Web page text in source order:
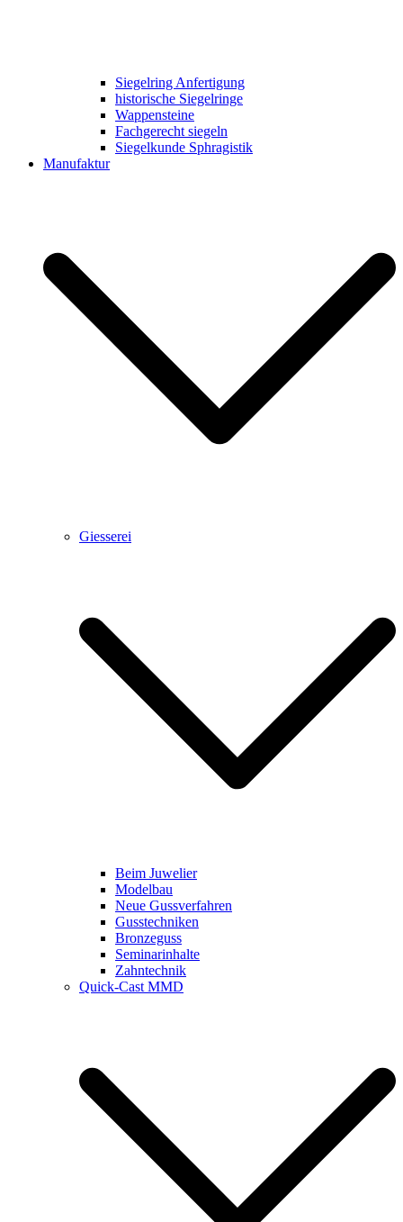
Siegelring Anfertigung
historische Siegelringe
Wappensteine
Fachgerecht siegeln
Siegelkunde Sphragistik
Manufaktur
Giesserei
Beim Juwelier
Modelbau
Neue Gussverfahren
Gusstechniken
Bronzeguss
Seminarinhalte
Zahntechnik
Quick-Cast MMD